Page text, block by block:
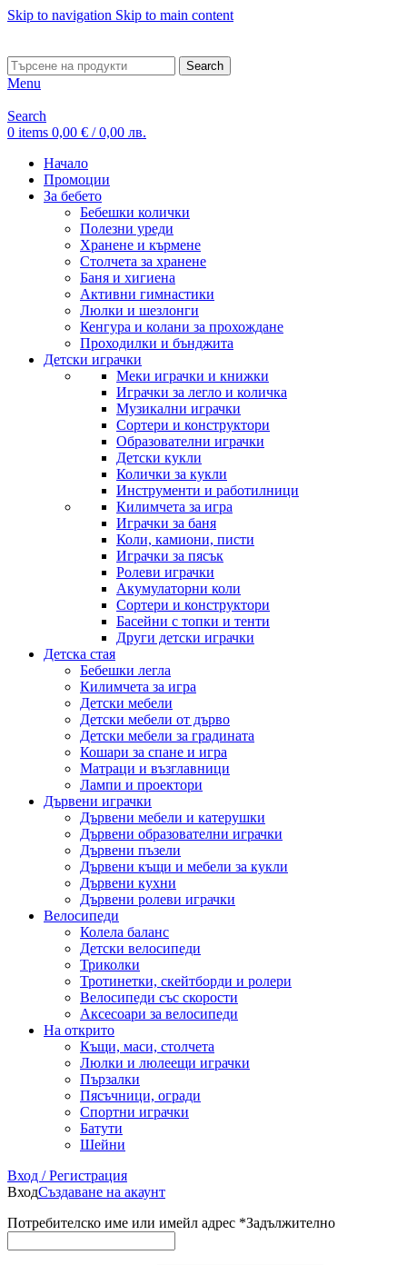
Skip to navigation Skip to main content
Search
Menu
Search
0 items 0,00 € / 0,00 лв.
Начало
Промоции
За бебето
Бебешки колички
Полезни уреди
Хранене и кърмене
Столчета за хранене
Баня и хигиена
Активни гимнастики
Люлки и шезлонги
Кенгура и колани за прохождане
Проходилки и бънджита
Детски играчки
Меки играчки и книжки
Играчки за легло и количка
Музикални играчки
Сортери и конструктори
Образователни играчки
Детски кукли
Колички за кукли
Инструменти и работилници
Килимчета за игра
Играчки за баня
Коли, камиони, писти
Играчки за пясък
Ролеви играчки
Акумулаторни коли
Сортери и конструктори
Басейни с топки и тенти
Други детски играчки
Детска стая
Бебешки легла
Килимчета за игра
Детски мебели
Детски мебели от дърво
Детски мебели за градината
Кошари за спане и игра
Матраци и възглавници
Лампи и проектори
Дървени играчки
Дървени мебели и катерушки
Дървени образователни играчки
Дървени пъзели
Дървени къщи и мебели за кукли
Дървени кухни
Дървени ролеви играчки
Велосипеди
Колела баланс
Детски велосипеди
Триколки
Тротинетки, скейтборди и ролери
Велосипеди със скорости
Аксесоари за велосипеди
На открито
Къщи, маси, столчета
Люлки и люлеещи играчки
Пързалки
Пясъчници, огради
Спортни играчки
Батути
Шейни
Вход / Регистрация
ВходСъздаване на акаунт
Потребителско име или имейл адрес *Задължително